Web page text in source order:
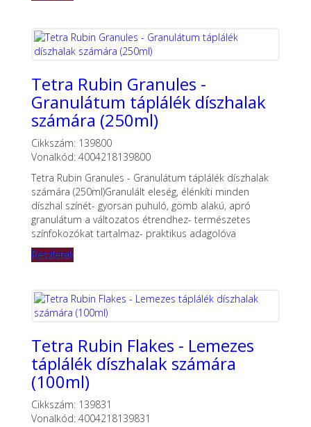
Tetra Rubin Granules -
Granulátum táplálék díszhalak
számára (250ml)
Cikkszám: 139800
Vonalkód: 4004218139800
Tetra Rubin Granules - Granulátum táplálék díszhalak
számára (250ml)Granulált eleség, élénkíti minden
díszhal színét- gyorsan puhuló, gömb alakú, apró
granulátum a változatos étrendhez- természetes
színfokozókat tartalmaz- praktikus adagolóva
Részletek
Tetra Rubin Flakes - Lemezes
táplálék díszhalak számára
(100ml)
Cikkszám: 139831
Vonalkód: 4004218139831